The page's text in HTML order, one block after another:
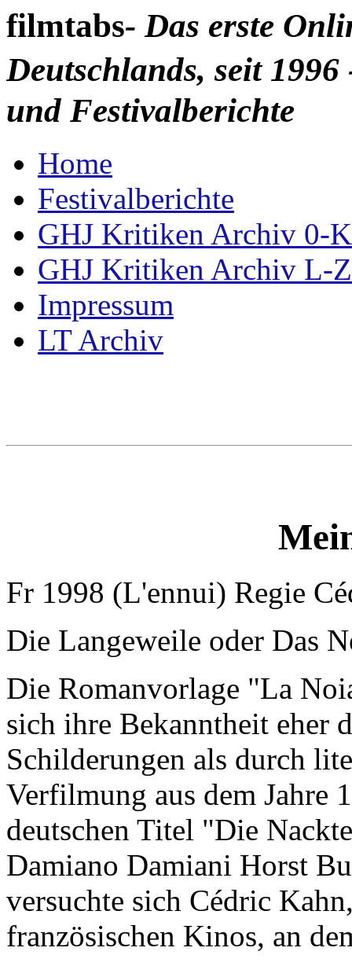
filmtabs- Das erste
Deutschlands, seit
und Festivalberichte
Home
Festivalberichte
GHJ Kritiken Archiv 0-K
GHJ Kritiken Archiv L-Z
Impressum
LT Archiv
Fr 1998 (L'ennui) Regie
Die Langeweile oder Das
Die Romanvorlage "La
sich ihre Bekanntheit eher
Schilderungen als durch
Verfilmung aus dem Jahre
deutschen Titel "Die
Damiano Damiani Horst
versuchte sich Cédric
französischen Kinos, an